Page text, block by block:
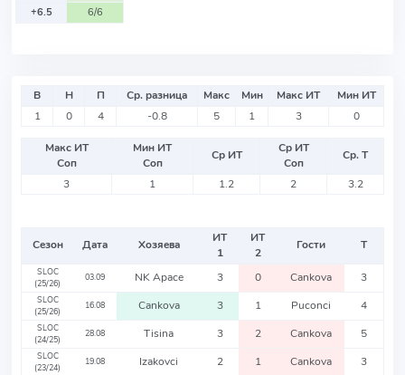
+6.5
6/6
В Н П Ср. разница Макс Мин Макс ИТ
Мин ИТ
1
0 4 -0.8 5 1 3 0
Макс ИТ
Соп
Мин ИТ
Соп
Ср ИТ
Ср ИТ
Соп
Ср. Т
3
1 1.2 2 3.2
Сезон Дата Хозяева
ИТ
1
ИТ
2
Гости Т
SLOC
(25/26)
03.09 NK Apace 3 0 Cankova 3
SLOC
(25/26)
16.08 Cankova 3 1 Puconci 4
SLOC
(24/25)
28.08 Tisina 3 2 Cankova 5
SLOC
(23/24)
19.08 Izakovci 2 1 Cankova 3